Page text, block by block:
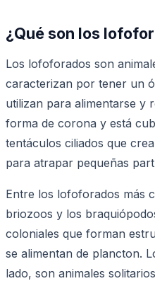
¿Qué son los
Los lofoforados son
caracterizan por tener un
utilizan para alimentarse y
forma de corona y está
tentáculos ciliados que
para atrapar pequeñas
Entre los lofoforados más
briozoos y los
coloniales que forman
se alimentan de plancton.
lado, son animales